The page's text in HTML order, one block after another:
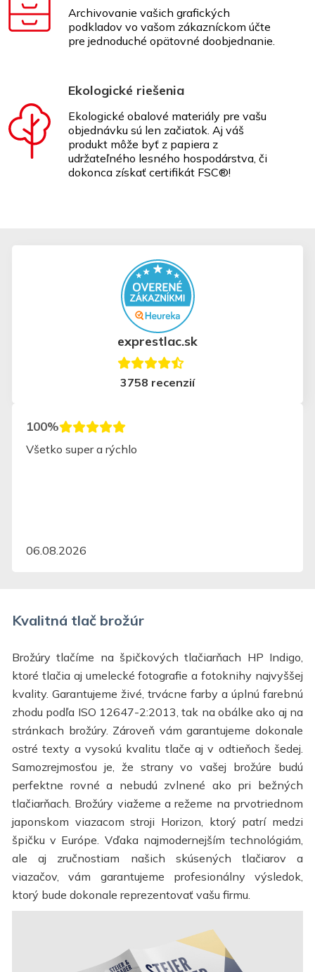
Archivovanie vašich grafických
podkladov vo vašom zákazníckom účte
pre jednoduché opätovné doobjednanie.
Ekologické riešenia
Ekologické obalové materiály pre vašu
objednávku sú len začiatok. Aj váš
produkt môže byť z papiera z
udržateľného lesného hospodárstva, či
dokonca získať certifikát FSC®!
exprestlac.sk
3758 recenzií
100%
Všetko super a rýchlo
06.08.2026
Kvalitná tlač brožúr
Brožúry tlačíme na špičkových tlačiarňach HP Indigo,
ktoré tlačia aj umelecké fotografie a fotoknihy najvyššej
kvality. Garantujeme živé, trvácne farby a úplnú farebnú
zhodu podľa ISO 12647-2:2013, tak na obálke ako aj na
stránkach brožúry. Zároveň vám garantujeme dokonale
ostré texty a vysokú kvalitu tlače aj v odtieňoch šedej.
Samozrejmosťou je, že strany vo vašej brožúre budú
perfektne rovné a nebudú zvlnené ako pri bežných
tlačiarňach. Brožúry viažeme a režeme na prvotriednom
japonskom viazacom stroji Horizon, ktorý patrí medzi
špičku v Európe. Vďaka najmodernejším technológiám,
ale aj zručnostiam našich skúsených tlačiarov a
viazačov, vám garantujeme profesionálny výsledok,
ktorý bude dokonale reprezentovať vašu firmu.